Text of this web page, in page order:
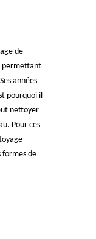
de
permettant
années
pourquoi il
nettoyer
Pour ces
de